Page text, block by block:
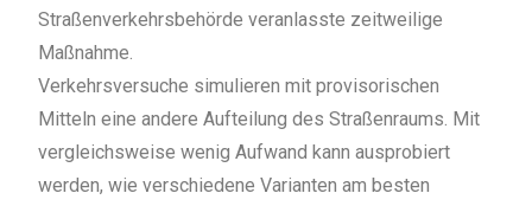
Straßenverkehrsbehörde veranlasste zeitweilige
Maßnahme.
Verkehrsversuche simulieren mit provisorischen
Mitteln eine andere Aufteilung des Straßenraums. Mit
vergleichsweise wenig Aufwand kann ausprobiert
werden, wie verschiedene Varianten am besten